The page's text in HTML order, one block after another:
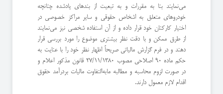
می‌نمایند بنا به مقررات و به تبعیت از بندهای یادشده چنانچه
خودروهای متعلق به اشخاص حقوقی و سایر مراکز خصوصی در
اختیار کارکنان خود قرار داده و از آن استفاده شخصی نیز می‌نمایند
از طرق ممکن و با دقت نظر بیشتری موضوع را مورد بررسی قرار
دهند و در فرم گزارش مالیاتی صریحاً اظهار نظر خود را با عنایت به
حکم ماده 90 اصلاحی مصوب 27/11/1380 قانون مذکور اعلام و
در صورت لزوم محاسبه و مطالبه مابه‌التفاوت مالیات بردرآمد حقوق
اقدام لازم معمول دارند.